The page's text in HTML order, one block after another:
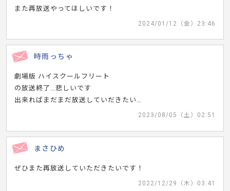
また再放送やってほしいです！
2024/01/12（金）23:46
時雨っちゃ
劇場版 ハイスクールフリート
の放送終了…悲しいです
出来ればまだまだ放送していだきたい…
2023/08/05（土）02:51
まさひめ
ぜひまた再放送していただきたいです！
2022/12/29（木）03:41